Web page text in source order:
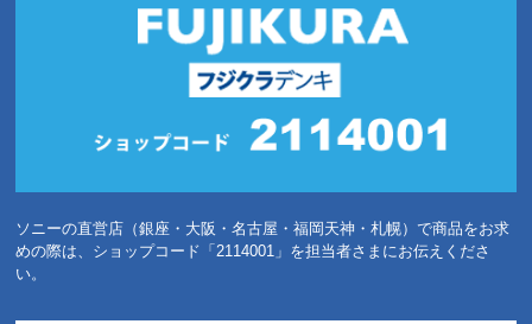
ソニーの直営店（銀座・大阪・名古屋・福岡天神・札幌）で商品をお求
めの際は、ショップコード「2114001」を担当者さまにお伝えくださ
い。